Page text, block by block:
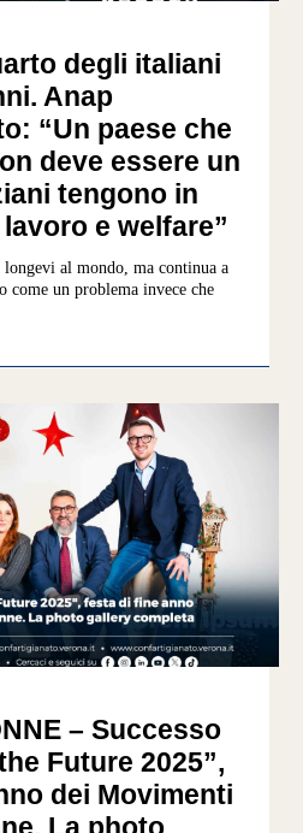
degli italiani
Anap
“Un paese che
deve essere un
tengono in
e welfare”
al mondo, ma continua a
come un problema invece che
– Successo
Future 2025”,
dei Movimenti
La photo